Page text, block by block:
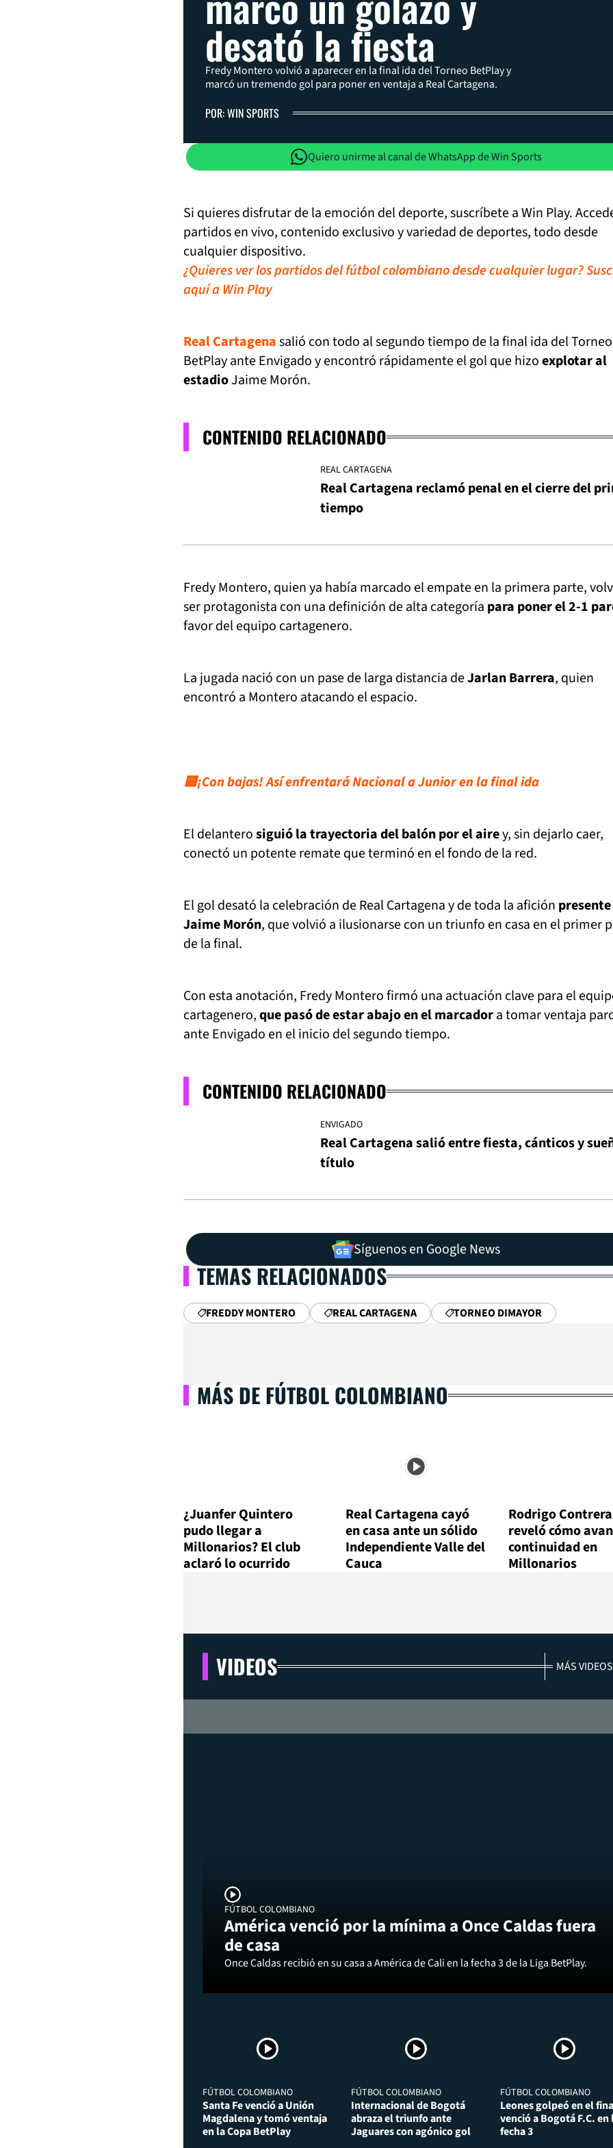
desató la fiesta
Fredy Montero volvió a aparecer en la final ida del Torneo BetPlay y
marcó un tremendo gol para poner en ventaja a Real Cartagena.
POR: WIN SPORTS
Quiero unirme al canal de WhatsApp de Win Sports
Si quieres disfrutar de la emoción del deporte, suscríbete a Win Play.
partidos en vivo, contenido exclusivo y variedad de deportes, todo desde
cualquier dispositivo.
¿Quieres ver los partidos del fútbol colombiano desde cualquier lugar?
aquí a Win Play
Real Cartagenasalió con todo al segundo tiempo de la final ida del Torneo
BetPlay ante Envigado y encontró rápidamente el gol que hizoexplotar al
estadioJaime Morón.
CONTENIDO RELACIONADO
REAL CARTAGENA
Real Cartagena reclamó penal en el cierre del
tiempo
Fredy Montero, quien ya había marcado el empate en la primera parte,
ser protagonista con una definición de alta categoría para poner el 2-1
favor del equipo cartagenero.
La jugada nació con un pase de larga distancia deJarlan Barrera, quien
encontró a Montero atacando el espacio.
🟩¡Con bajas! Así enfrentará Nacional a Junior en la final ida
El delanterosiguió la trayectoria del balón por el airey, sin dejarlo caer,
conectó un potente remate que terminó en el fondo de la red.
El gol desató la celebración de Real Cartagena y de toda la afición
Jaime Morón, que volvió a ilusionarse con un triunfo en casa en el primer
de la final.
Con esta anotación, Fredy Montero firmó una actuación clave para el
cartagenero,que pasó de estar abajo en el marcadora tomar ventaja
ante Envigado en el inicio del segundo tiempo.
CONTENIDO RELACIONADO
ENVIGADO
Real Cartagena salió entre fiesta, cánticos y
título
Síguenos en Google News
TEMAS RELACIONADOS
FREDDY MONTERO REAL CARTAGENA TORNEO DIMAYOR
MÁS DE FÚTBOL COLOMBIANO
¿Juanfer Quintero
pudo llegar a
Millonarios? El club
aclaró lo ocurrido
Real Cartagena cayó
en casa ante un sólido
Independiente Valle del
Cauca
Rodrigo
reveló cómo
continuidad en
Millonarios
VIDEOS MÁS VIDEOS
FÚTBOL COLOMBIANO
América venció por la mínima a Once Caldas fuera
de casa
Once Caldas recibió en su casa a América de Cali en la fecha 3 de la Liga BetPlay.
FÚTBOL COLOMBIANO
Santa Fe venció a Unión
Magdalena y tomó ventaja
en la Copa BetPlay
FÚTBOL COLOMBIANO
Internacional de Bogotá
abraza el triunfo ante
Jaguares con agónico gol
FÚTBOL COLOMBIANO
Leones golpeó en el
venció a Bogotá F.C. en
fecha 3